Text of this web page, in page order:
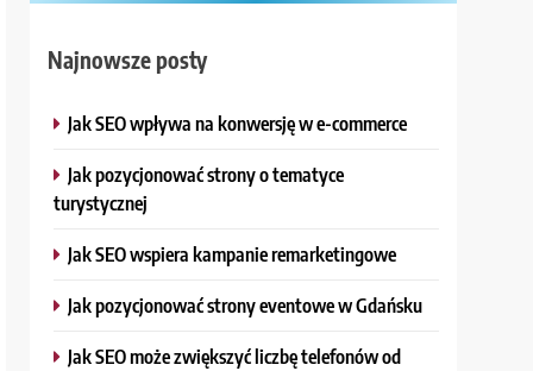
Najnowsze posty
Jak SEO wpływa na konwersję w e-commerce
Jak pozycjonować strony o tematyce
turystycznej
Jak SEO wspiera kampanie remarketingowe
Jak pozycjonować strony eventowe w Gdańsku
Jak SEO może zwiększyć liczbę telefonów od